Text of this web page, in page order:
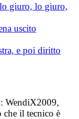
giuro, lo giuro,
uscito
e poi diritto
WendiX2009,
che il tecnico è